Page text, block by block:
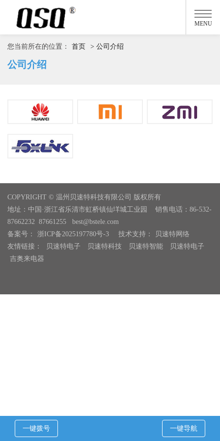
MENU
您当前所在的位置： 首页 > 公司介绍
公司介绍
COPYRIGHT © 温州贝速特科技有限公司 版权所有
地址：中国·浙江省乐清市虹桥镇仙垟城工业园 销售电话：86-532-
87662232 87661255 best@bstele.com
备案号：
浙ICP备2025197780号-3 技术支持：
贝速特网络
友情链接：
贝速特电子 贝速特科技 贝速特智能
贝速特电子
吉奥来电器
一键拨号 一键导航